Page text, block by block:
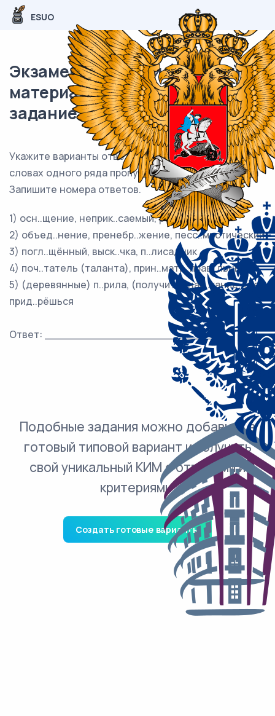
ESUO
Экзаменационный (типовой)
материал ЕГЭ / Русский / 09
задание (24) / 86
Укажите варианты ответов, в которых во всех
словах одного ряда пропущена одна и та же буква
Запишите номера ответов.
1) осн..щение, неприк..саемый, рест..врация
2) объед..нение, пренебр..жение, песс..мистический
3) погл..щённый, выск..чка, п..лисадник
4) поч..татель (таланта), прин..мать, прав..льный
5) (деревянные) п..рила, (получить) нар..кание, (не)
прид..рёшься
Ответ: ___________________________.
Подобные задания можно добавить в
готовый типовой вариант и получить
свой уникальный КИМ с ответами и
критериями.
Создать готовые варианты